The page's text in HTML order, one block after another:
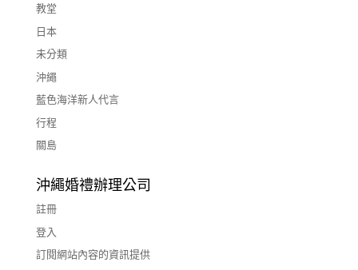
教堂
日本
未分類
沖繩
藍色海洋新人代言
行程
關島
沖繩婚禮辦理公司
註冊
登入
訂閱網站內容的資訊提供